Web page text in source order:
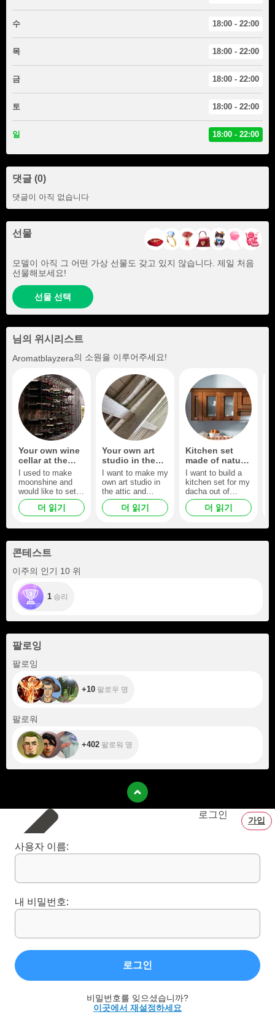
수 18:00 - 22:00
목 18:00 - 22:00
금 18:00 - 22:00
토 18:00 - 22:00
일 18:00 - 22:00
댓글 (0)
댓글이 아직 없습니다
선물
모델이 아직 그 어떤 가상 선물도 갖고 있지 않습니다. 제일 처음
선물해보세요!
선물 선택
님의 위시리스트
Aromatblayzera의 소원을 이루어주세요!
Your own wine
cellar at the
dacha
I used to make
moonshine and
would like to set
up my own wine
cellar in the
basement of my
dacha.
더 읽기
Your own art
studio in the
attic of your
country house
I want to make my
own art studio in
the attic and
create new works
:3
더 읽기
Kitchen set
made of natural
wood.
I want to build a
kitchen set for my
dacha out of
natural wood
myself. (Looking
for a stream)
더 읽기
콘테스트
이주의 인기 10 위
1 승리
팔로잉
팔로잉
+10 팔로우 명
팔로워
+402 팔로워 명
로그인
가입
사용자 이름:
내 비밀번호:
로그인
비밀번호를 잊으셨습니까?
이곳에서 재설정하세요